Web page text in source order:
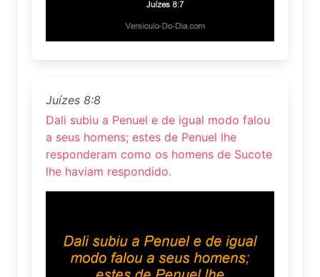
Juízes 8:8
Dali subiu a Penuel e de igual modo falou
a seus homens; estes de Penuel lhe
responderam como os homens de Sucote
lhe haviam respondido.